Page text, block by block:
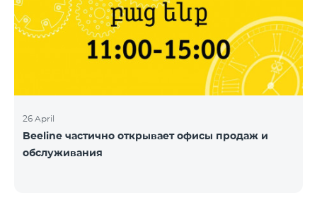
26 April
Beeline частично открывает офисы продаж и
обслуживания